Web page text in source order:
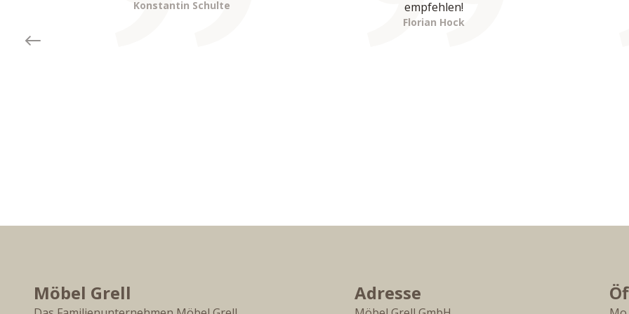
Konstantin Schulte
empfehlen!
Florian Hock
Möbel Grell Adresse